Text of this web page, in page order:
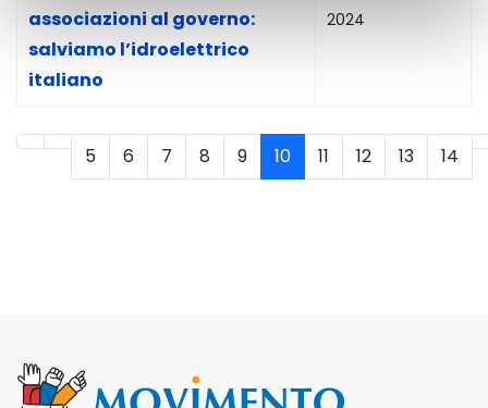
associazioni al governo:
salviamo l’idroelettrico
italiano
2024
Pagina 10 di 29
5 6 7 8 9 10 11 12 13 14